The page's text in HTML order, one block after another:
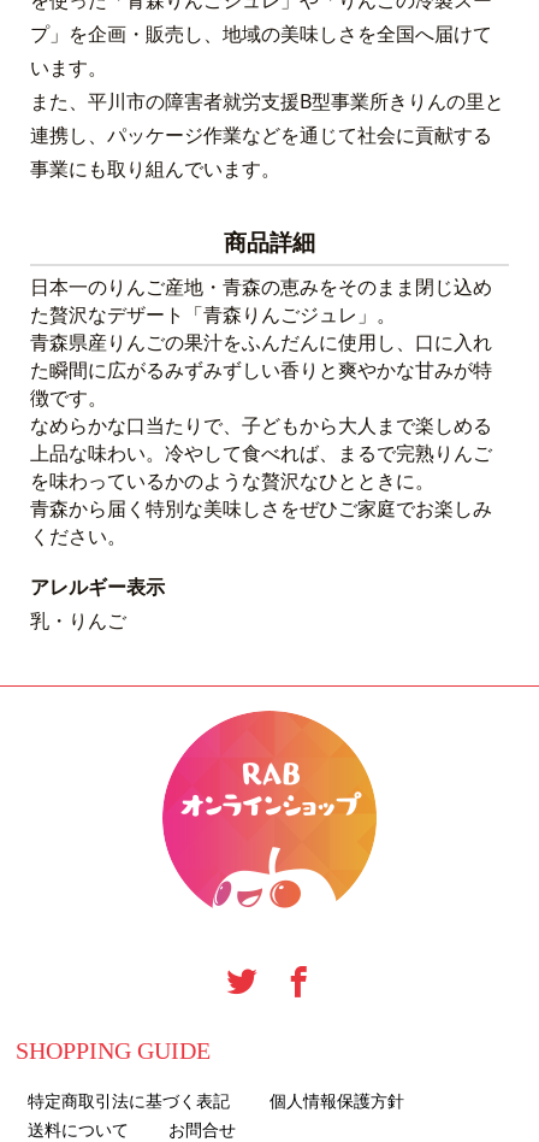
プ」を企画・販売し、地域の美味しさを全国へ届けて
います。
また、平川市の障害者就労支援B型事業所きりんの里と
連携し、パッケージ作業などを通じて社会に貢献する
事業にも取り組んでいます。
商品詳細
日本一のりんご産地・青森の恵みをそのまま閉じ込め
た贅沢なデザート「青森りんごジュレ」。
青森県産りんごの果汁をふんだんに使用し、口に入れ
た瞬間に広がるみずみずしい香りと爽やかな甘みが特
徴です。
なめらかな口当たりで、子どもから大人まで楽しめる
上品な味わい。冷やして食べれば、まるで完熟りんご
を味わっているかのような贅沢なひとときに。
青森から届く特別な美味しさをぜひご家庭でお楽しみ
ください。
アレルギー表示
乳・りんご
SHOPPING GUIDE
特定商取引法に基づく表記
個人情報保護方針
送料について
お問合せ